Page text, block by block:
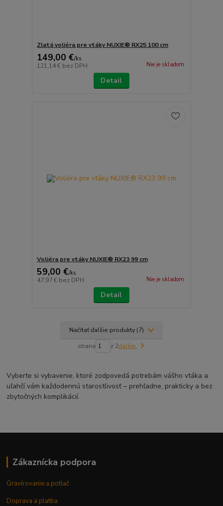
Zlatá voliéra pre vtáky NUXIE® RX25 100 cm
149,00 €/ks
121,14 € bez DPH Nie je skladom
Detail
Voliéra pre vtáky NUXIE® RX23 99 cm
59,00 €/ks
47,97 € bez DPH Nie je skladom
Detail
Načítať ďalšie produkty (7)
strana z 2ďalšie
Vyberte si vybavenie, ktoré zodpovedá potrebám vášho vtáka a
uľahčí vám každodennú starostlivosť – prehľadne, prakticky a bez
zbytočných komplikácií.
Zákaznícka podpora
Gravírovanie a potlač
Doprava a platba